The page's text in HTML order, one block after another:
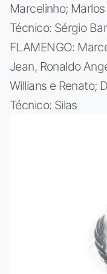
Marcelinho;
Técnico: Sérgio
FLAMENGO:
Jean, Ronaldo
Willians e Renato;
Técnico: Silas